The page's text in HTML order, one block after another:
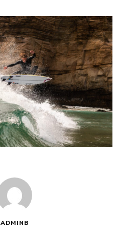
ADMINB